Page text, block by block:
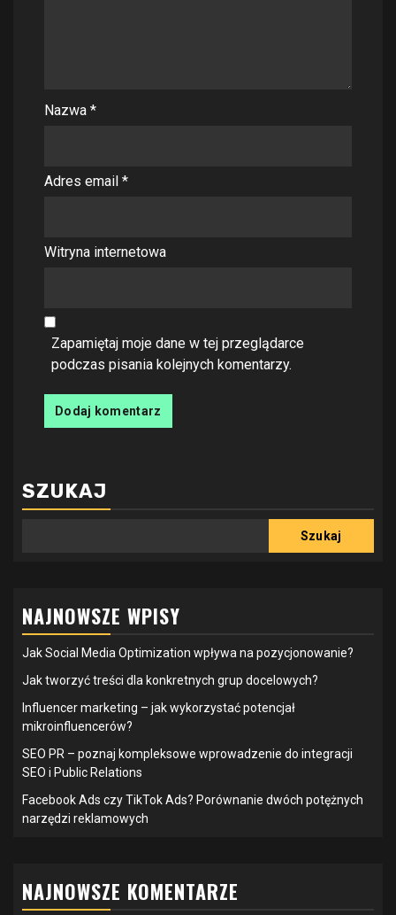
Nazwa *
Adres email *
Witryna internetowa
Zapamiętaj moje dane w tej przeglądarce
podczas pisania kolejnych komentarzy.
SZUKAJ
Szukaj
NAJNOWSZE WPISY
Jak Social Media Optimization wpływa na pozycjonowanie?
Jak tworzyć treści dla konkretnych grup docelowych?
Influencer marketing – jak wykorzystać potencjał
mikroinfluencerów?
SEO PR – poznaj kompleksowe wprowadzenie do integracji
SEO i Public Relations
Facebook Ads czy TikTok Ads? Porównanie dwóch potężnych
narzędzi reklamowych
NAJNOWSZE KOMENTARZE